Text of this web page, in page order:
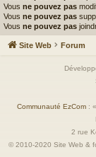
Vous ne pouvez pas
Vous ne pouvez pas
Vous ne pouvez pas
Site Web Forum
Communauté EzCom :
2 rue
© 2010-2020 Site Web &